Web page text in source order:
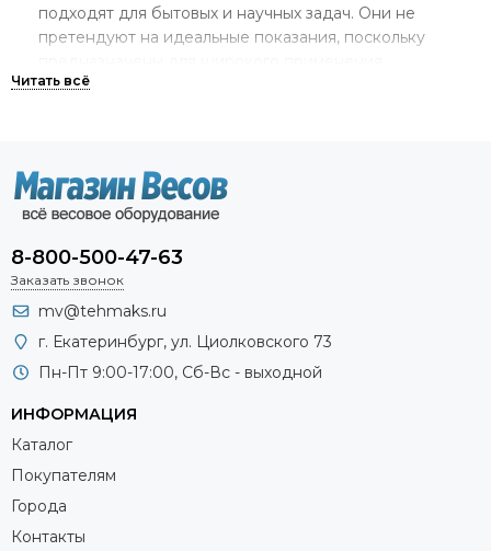
подходят для бытовых и научных задач. Они не
претендуют на идеальные показания, поскольку
Профессиональные. Неяркий дизайн и простой
Элитные. Обладают высшим классом точности и
длительным сроком службы. Элитные весы подходят
для работы с большими нагрузками или с высокими
Где используются высокоточные
лабораторные весы
Весы данного класса применяются при:
Тестировании пищевой продукции, определении
аптеках при приготовлении медикаментов вручную
по рецепту врача.
Анализе грунта в выездных геологических
8-800-500-47-63
Заказать звонок
mv@tehmaks.ru
г. Екатеринбург, ул. Циолковского 73
Пн-Пт 9:00-17:00, Сб-Вс - выходной
ИНФОРМАЦИЯ
Каталог
Покупателям
Города
Контакты